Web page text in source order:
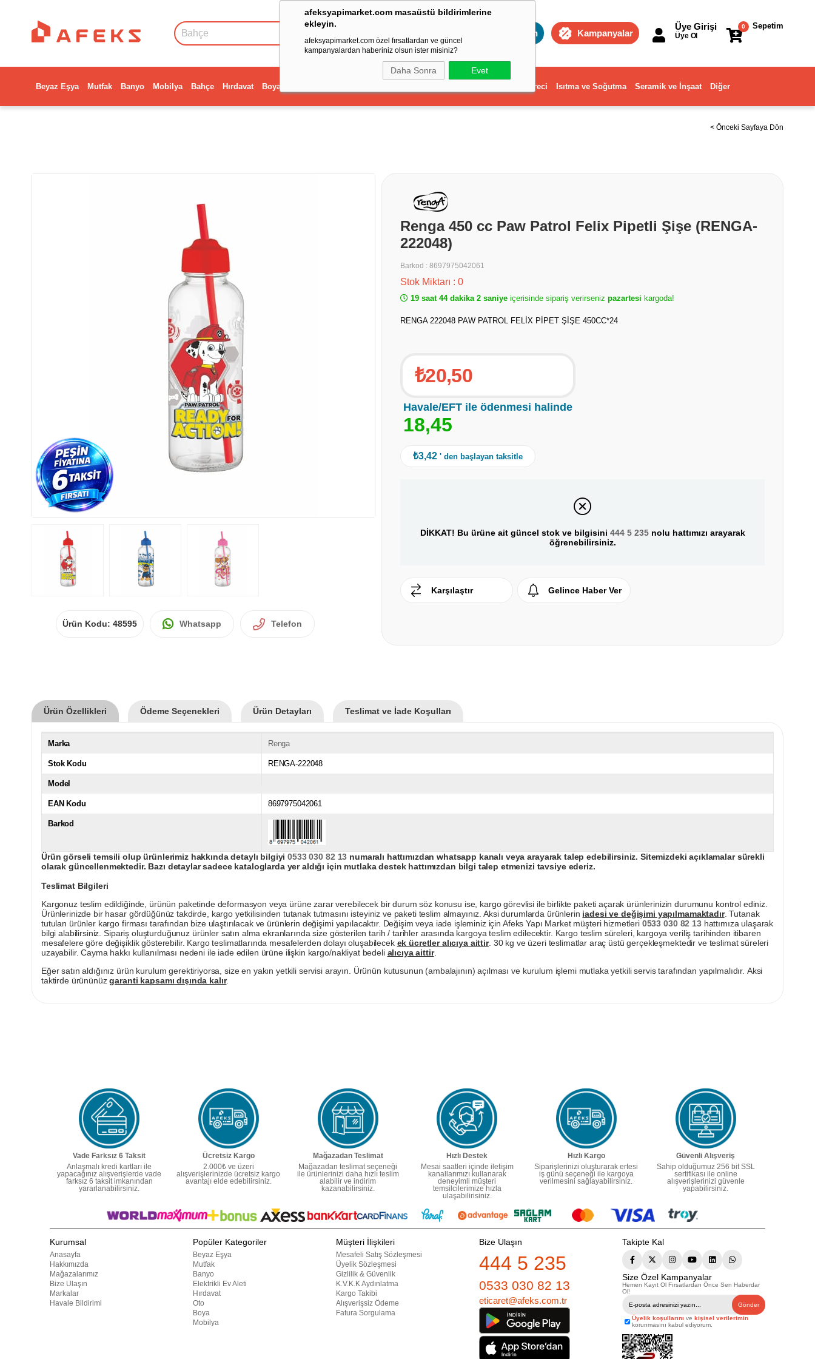
afeksyapimarket.com masaüstü bildirimlerine
ekleyin.
afeksyapimarket.com özel fırsatlardan ve güncel
kampanyalardan haberiniz olsun ister misiniz?
Daha Sonra Evet
Toptan Kampanyalar
Sepetim
0
Üye Girişi
Üye Ol
Beyaz Eşya Mutfak Banyo Mobilya Bahçe Hırdavat Boya Dekorasyon ve Ev Gereci Isıtma ve Soğutma Seramik ve İnşaat Diğer
< Önceki Sayfaya Dön
Ürün Kodu: 48595 Whatsapp Telefon
Renga 450 cc Paw Patrol Felix Pipetli Şişe (RENGA-
222048)
Barkod : 8697975042061
Stok Miktarı : 0
19 saat 44 dakika 2 saniye içerisinde sipariş verirseniz pazartesi kargoda!
RENGA 222048 PAW PATROL FELİX PİPET ŞİŞE 450CC*24
₺20,50
Havale/EFT ile ödenmesi halinde
18,45
₺3,42 ' den başlayan taksitle
DİKKAT! Bu ürüne ait güncel stok ve bilgisini 444 5 235nolu hattımızı arayarak
öğrenebilirsiniz.
Karşılaştır Gelince Haber Ver
Ürün Özellikleri Ödeme Seçenekleri Ürün Detayları Teslimat ve İade Koşulları
Marka Renga
Stok Kodu RENGA-222048
Model
EAN Kodu 8697975042061
Barkod
Ürün görseli temsili olup ürünlerimiz hakkında detaylı bilgiyi0533 030 82 13 numaralı hattımızdan whatsapp kanalı veya arayarak talep edebilirsiniz. Sitemizdeki açıklamalar sürekli
olarak güncellenmektedir. Bazı detaylar sadece kataloglarda yer aldığı için mutlaka destek hattımızdan bilgi talep etmenizi tavsiye ederiz.
Teslimat Bilgileri
Kargonuz teslim edildiğinde, ürünün paketinde deformasyon veya ürüne zarar verebilecek bir durum söz konusu ise, kargo görevlisi ile birlikte paketi açarak ürünlerinizin durumunu kontrol ediniz.
Ürünlerinizde bir hasar gördüğünüz takdirde, kargo yetkilisinden tutanak tutmasını isteyiniz ve paketi teslim almayınız. Aksi durumlarda ürünlerin iadesi ve değişimi yapılmamaktadır. Tutanak
tutulan ürünler kargo firması tarafından bize ulaştırılacak ve ürünlerin değişimi yapılacaktır. Değişim veya iade işleminiz için Afeks Yapı Market müşteri hizmetleri 0533 030 82 13hattımıza ulaşarak
bilgi alabilirsiniz. Sipariş oluşturduğunuz ürünler satın alma ekranlarında size gösterilen tarih / tarihler arasında kargoya teslim edilecektir. Kargo teslim süreleri, kargoya veriliş tarihinden itibaren
mesafelere göre değişiklik gösterebilir. Kargo teslimatlarında mesafelerden dolayı oluşabilecek ek ücretler alıcıya aittir. 30 kg ve üzeri teslimatlar araç üstü gerçekleşmektedir ve teslimat süreleri
uzayabilir. Cayma hakkı kullanılması nedeni ile iade edilen ürüne ilişkin kargo/nakliyat bedeli alıcıya aittir.
Eğer satın aldığınız ürün kurulum gerektiriyorsa, size en yakın yetkili servisi arayın. Ürünün kutusunun (ambalajının) açılması ve kurulum işlemi mutlaka yetkili servis tarafından yapılmalıdır. Aksi
taktirde ürününüzgaranti kapsamı dışında kalır.
Vade Farksız 6 Taksit
Anlaşmalı kredi kartları ile
yapacağınız alışverişlerde vade
farksız 6 taksit imkanından
yararlanabilirsiniz.
Ücretsiz Kargo
2.000₺ ve üzeri
alışverişlerinizde ücretsiz kargo
avantajı elde edebilirsiniz.
Mağazadan Teslimat
Mağazadan teslimat seçeneği
ile ürünlerinizi daha hızlı teslim
alabilir ve indirim
kazanabilirsiniz.
Hızlı Destek
Mesai saatleri içinde iletişim
kanallarımızı kullanarak
deneyimli müşteri
temsilcilerimize hızla
ulaşabilirisiniz.
Hızlı Kargo
Siparişlerinizi oluşturarak ertesi
iş günü seçeneği ile kargoya
verilmesini sağlayabilirsiniz.
Güvenli Alışveriş
Sahip olduğumuz 256 bit SSL
sertifikası ile online
alışverişlerinizi güvenle
yapabilirsiniz.
Kurumsal
Anasayfa
Hakkımızda
Mağazalarımız
Bize Ulaşın
Markalar
Havale Bildirimi
Popüler Kategoriler
Beyaz Eşya
Mutfak
Banyo
Elektrikli Ev Aleti
Hırdavat
Oto
Boya
Mobilya
Müşteri İlişkileri
Mesafeli Satış Sözleşmesi
Üyelik Sözleşmesi
Gizlilik & Güvenlik
K.V.K.K Aydınlatma
Kargo Takibi
Alışverişsiz Ödeme
Fatura Sorgulama
Bize Ulaşın
444 5 235
0533 030 82 13
eticaret@afeks.com.tr
Takipte Kal
Size Özel Kampanyalar
Hemen Kayıt Ol Fırsatlardan Önce Sen Haberdar
Ol!
Gönder
Üyelik koşullarını ve kişisel verilerimin
korunmasını kabul ediyorum.